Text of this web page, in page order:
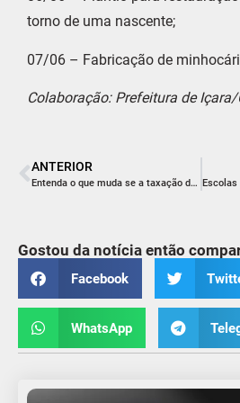
torno de uma nascente;
07/06 – Fabricação de
Colaboração: Prefeitura de
ANTERIOR
Entenda o que muda se a taxação de compras até US$ 50 for aprovada
Gostou da notícia então
Facebook
WhatsApp